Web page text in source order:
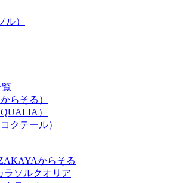
らそる）
）
クテール）
からそる
ラソルクオリア